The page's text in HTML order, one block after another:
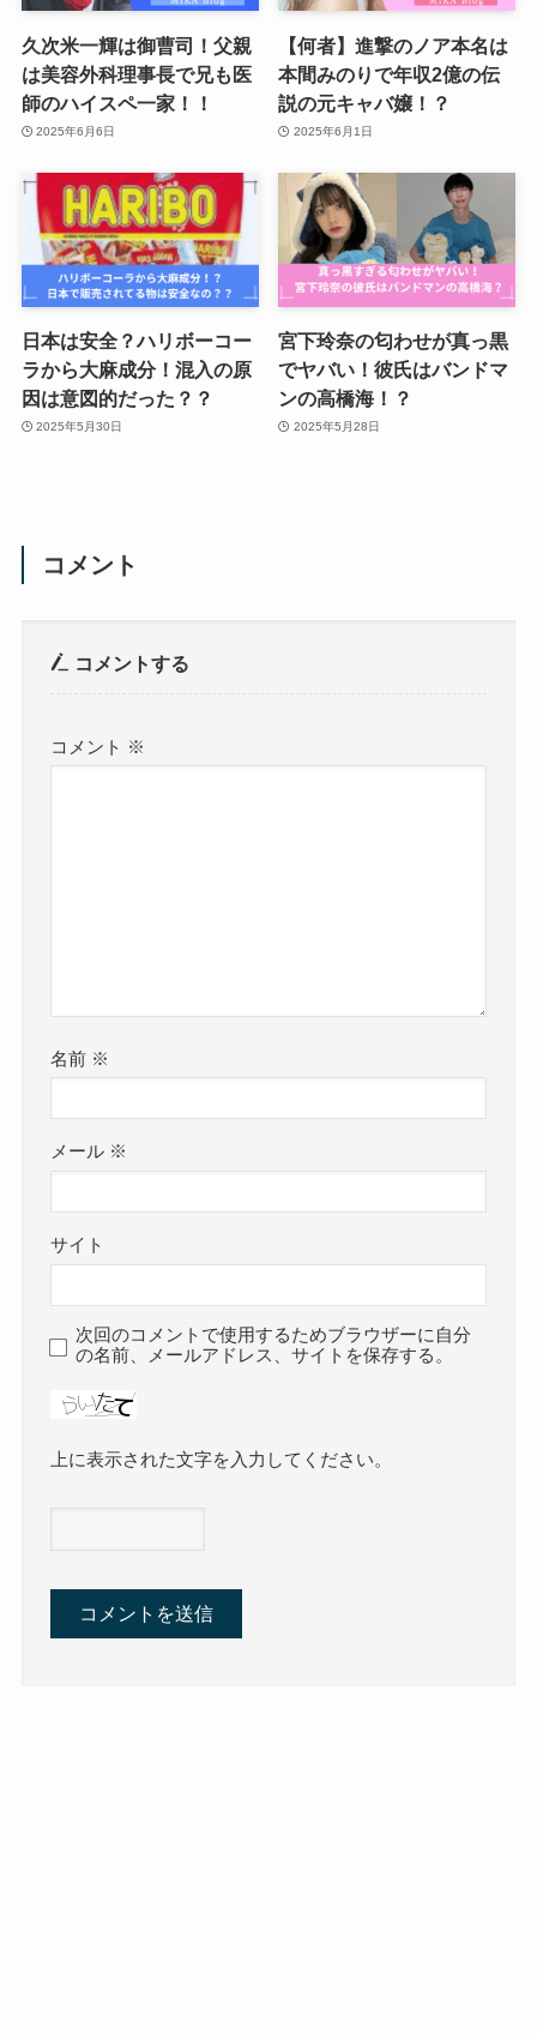
久次米一輝は御曹司！父親
は美容外科理事長で兄も医
師のハイスペ一家！！
2025年6月6日
【何者】進撃のノア本名は
本間みのりで年収2億の伝
説の元キャバ嬢！？
2025年6月1日
日本は安全？ハリボーコー
ラから大麻成分！混入の原
因は意図的だった？？
2025年5月30日
宮下玲奈の匂わせが真っ黒
でヤバい！彼氏はバンドマ
ンの高橋海！？
2025年5月28日
コメント
コメントする
コメント ※
名前 ※
メール ※
サイト
次回のコメントで使用するためブラウザーに自分
の名前、メールアドレス、サイトを保存する。
上に表示された文字を入力してください。